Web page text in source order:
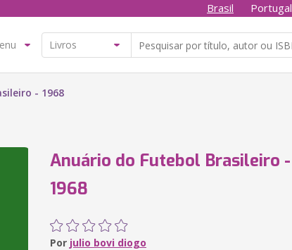
Brasil Portugal
- 1968
Anuário do Futebol Brasileiro -
1968
Por julio bovi diogo